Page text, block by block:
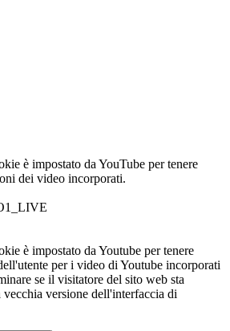
è impostato da YouTube per tenere
dei video incorporati.
è impostato da Youtube per tenere
per i video di Youtube incorporati
se il visitatore del sito web sta
versione dell'interfaccia di